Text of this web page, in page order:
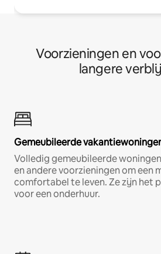
Voorzieningen en
langere
Gemeubileerde
Volledig gemeubileerde
en andere voorzieningen om een
comfortabel te leven. Ze zijn het
voor een onderhuur.